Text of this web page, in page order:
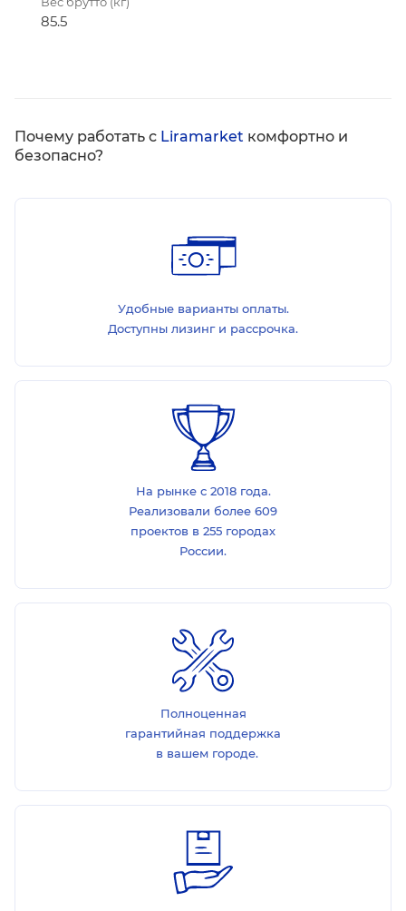
85.5
Почему работать с Liramarket комфортно и
безопасно?
Удобные варианты оплаты.
Доступны лизинг и рассрочка.
На рынке с 2018 года.
Реализовали более 609
проектов в 255 городах
России.
Полноценная
гарантийная поддержка
в вашем городе.